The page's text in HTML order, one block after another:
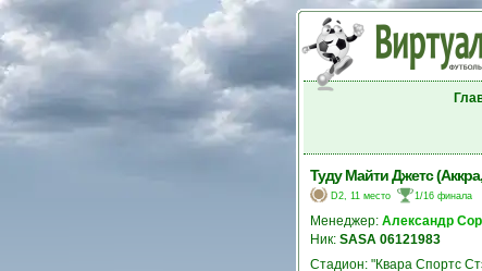
Туду Майти Джетс
D2, 11 место 1/16 финала
Менеджер: Александр
Ник: SASA 06121983
Стадион: "Квара Спортс